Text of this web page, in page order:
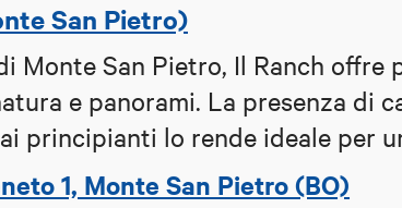
San Pietro)
Monte San Pietro, Il Ranch offre
e panorami. La presenza di
principianti lo rende ideale per
1, Monte San Pietro (BO)